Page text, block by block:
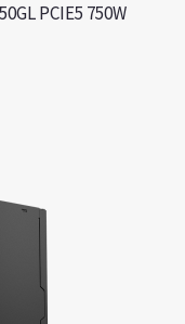
PCIE5 750W